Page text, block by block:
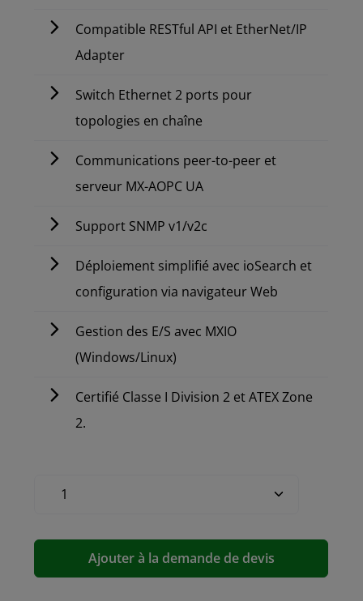
Compatible RESTful API et EtherNet/IP
Adapter
Switch Ethernet 2 ports pour
topologies en chaîne
Communications peer-to-peer et
serveur MX-AOPC UA
Support SNMP v1/v2c
Déploiement simplifié avec ioSearch et
configuration via navigateur Web
Gestion des E/S avec MXIO
(Windows/Linux)
Certifié Classe I Division 2 et ATEX Zone
2.
Ajouter à la demande de devis